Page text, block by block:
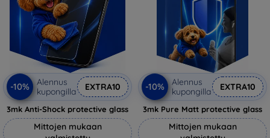
-10%
Alennus
kupongilla
EXTRA10
3mk Anti-Shock protective glass
Mittojen mukaan
-10%
Alennus
kupongilla
EXTRA10
3mk Pure Matt protective glass
Mittojen mukaan